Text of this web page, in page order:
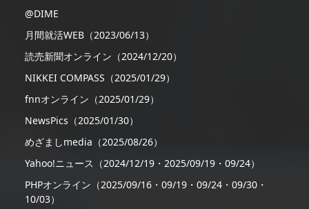
@DIME
月間就活WEB（2023/06/13）
読売新聞オンライン（2024/12/20）
NIKKEI COMPASS（2025/01/29）
fnnオンライン（2025/01/29）
NewsPics（2025/01/30）
めざましmedia（2025/08/26）
Yahoo!ニュース（2024/12/19・2025/09/19・09/24）
PHPオンライン（2025/09/16・09/19・09/24・09/30・
10/03）